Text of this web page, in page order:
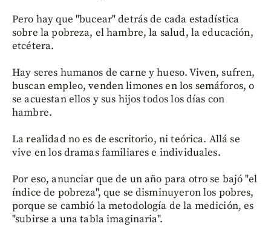
Pero hay que "bucear" detrás de cada estadística
sobre la pobreza, el hambre, la salud, la educación,
etcétera.
Hay seres humanos de carne y hueso. Viven, sufren,
buscan empleo, venden limones en los semáforos, o
se acuestan ellos y sus hijos todos los días con
hambre.
La realidad no es de escritorio, ni teórica. Allá se
vive en los dramas familiares e individuales.
Por eso, anunciar que de un año para otro se bajó "el
índice de pobreza", que se disminuyeron los pobres,
porque se cambió la metodología de la medición, es
"subirse a una tabla imaginaria".